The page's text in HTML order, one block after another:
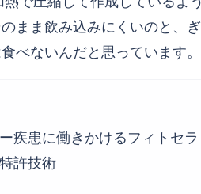
まま飲み込みにくいのと、
べないんだと思っています。
疾患に働きかけるフィトセ
許技術